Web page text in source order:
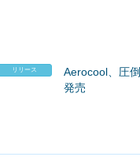
リリース
Aerocool、圧
発売